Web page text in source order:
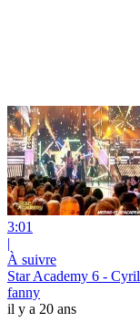
3:01
|
À suivre
Star Academy 6 - Cyril
fanny
il y a 20 ans